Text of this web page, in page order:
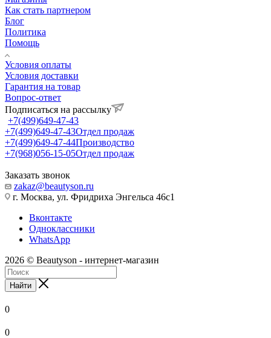
Как стать партнером
Блог
Политика
Помощь
Условия оплаты
Условия доставки
Гарантия на товар
Вопрос-ответ
Подписаться на рассылку
+7(499)649-47-43
+7(499)649-47-43Отдел продаж
+7(499)649-47-44Производство
+7(968)056-15-05Отдел продаж
Заказать звонок
zakaz@beautyson.ru
г. Москва, ул. Фридриха Энгельса 46с1
Вконтакте
Одноклассники
WhatsApp
2026 © Beautyson - интернет-магазин
Найти
0
0